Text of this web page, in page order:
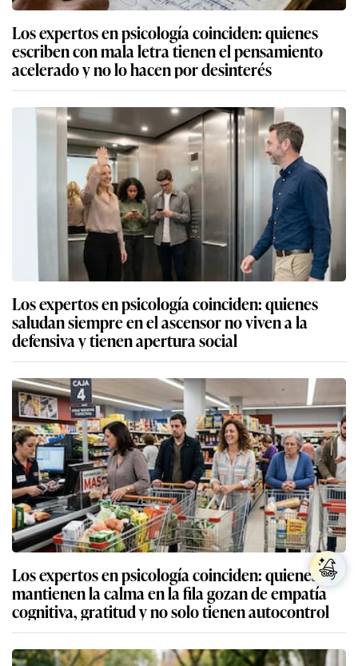
Los expertos en psicología coinciden: quienes
escriben con mala letra tienen el pensamiento
acelerado y no lo hacen por desinterés
Los expertos en psicología coinciden: quienes
saludan siempre en el ascensor no viven a la
defensiva y tienen apertura social
Los expertos en psicología coinciden: quienes
mantienen la calma en la fila gozan de empatía
cognitiva, gratitud y no solo tienen autocontrol